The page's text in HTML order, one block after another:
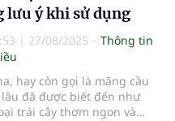
và lành tính. Một trong
“người bạn” quen thuộc từ
lưu ý khi sử dụng
| 27/08/2025
Thông tin
hay còn gọi là mãng cầu
đã được biết đến như
trái cây thơm ngon và